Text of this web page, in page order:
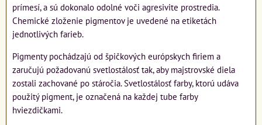
prímesí, a sú dokonalo odolné voči agresivite prostredia.
Chemické zloženie pigmentov je uvedené na etiketách
jednotlivých farieb.
Pigmenty pochádzajú od špičkových európskych firiem a
zaručujú požadovanú svetlostálosť tak, aby majstrovské diela
zostali zachované po stáročia. Svetlostálosť farby, ktorú udáva
použitý pigment, je označená na každej tube farby
hviezdičkami.